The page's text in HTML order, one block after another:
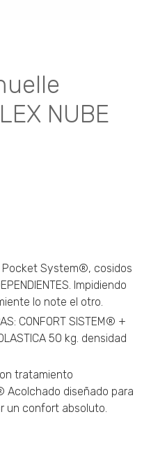
NUBE
Pocket System®, cosidos
Impidiendo
lo note el otro.
CONFORT SISTEM® +
50 kg. densidad
tratamiento
Acolchado diseñado para
un confort absoluto.